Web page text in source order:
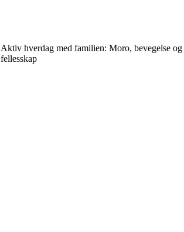
Aktiv hverdag med familien: Moro, bevegelse og
fellesskap